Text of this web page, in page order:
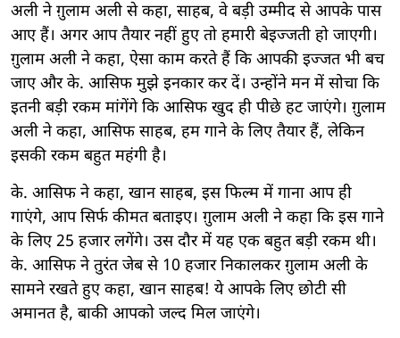
अली ने ग़ुलाम अली से कहा, साहब, वे बड़ी उम्मीद से आपके पास
आए हैं। अगर आप तैयार नहीं हुए तो हमारी बेइज्जती हो जाएगी।
ग़ुलाम अली ने कहा, ऐसा काम करते हैं कि आपकी इज्जत भी बच
जाए और के. आसिफ मुझे इनकार कर दें। उन्होंने मन में सोचा कि
इतनी बड़ी रकम मांगेंगे कि आसिफ खुद ही पीछे हट जाएंगे। ग़ुलाम
अली ने कहा, आसिफ साहब, हम गाने के लिए तैयार हैं, लेकिन
इसकी रकम बहुत महंगी है।
के. आसिफ ने कहा, खान साहब, इस फिल्म में गाना आप ही
गाएंगे, आप सिर्फ कीमत बताइए। ग़ुलाम अली ने कहा कि इस गाने
के लिए 25 हजार लगेंगे। उस दौर में यह एक बहुत बड़ी रकम थी।
के. आसिफ ने तुरंत जेब से 10 हजार निकालकर ग़ुलाम अली के
सामने रखते हुए कहा, खान साहब! ये आपके लिए छोटी सी
अमानत है, बाकी आपको जल्द मिल जाएंगे।